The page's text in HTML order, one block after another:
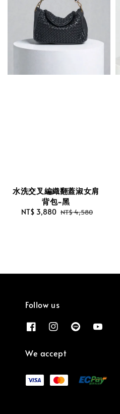
水洗交叉編織翻蓋淑女肩
背包-黑
Sale
NT$ 3,880 Regular
NT$ 4,580
Follow us
We accept